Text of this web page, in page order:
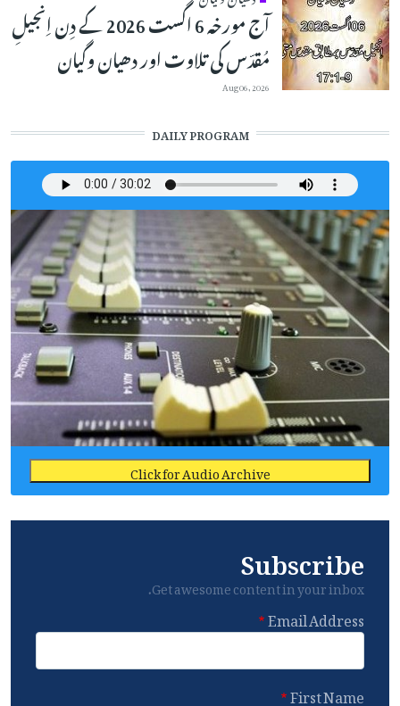
آج مورخہ 6 اگست 2026 کے دِن اِنجیلِ
مُقدّس کی تلاوت اور دھیان وگیان
Aug 06, 2026
DAILY PROGRAM
Click for Audio Archive
Subscribe
Get awesome content in your inbox.
Email Address
First Name